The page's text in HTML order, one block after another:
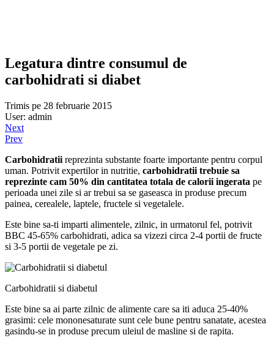
Legatura dintre consumul de
carbohidrati si diabet
Trimis pe 28 februarie 2015
User: admin
Next
Prev
Carbohidratii reprezinta substante foarte importante pentru corpul
uman. Potrivit expertilor in nutritie, carbohidratii trebuie sa
reprezinte cam 50% din cantitatea totala de calorii ingerata pe
perioada unei zile si ar trebui sa se gaseasca in produse precum
painea, cerealele, laptele, fructele si vegetalele.
Este bine sa-ti imparti alimentele, zilnic, in urmatorul fel, potrivit
BBC 45-65% carbohidrati, adica sa vizezi circa 2-4 portii de fructe
si 3-5 portii de vegetale pe zi.
Carbohidratii si diabetul
Este bine sa ai parte zilnic de alimente care sa iti aduca 25-40%
grasimi: cele mononesaturate sunt cele bune pentru sanatate, acestea
gasindu-se in produse precum uleiul de masline si de rapita.